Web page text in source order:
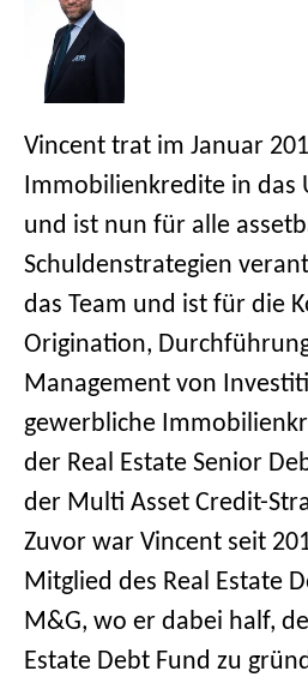
Vincent trat im Januar
Immobilienkredite in das
und ist nun für alle
Schuldenstrategien
das Team und ist für die
Origination,
Management von
gewerbliche
der Real Estate Senior
der Multi Asset Credit-
Zuvor war Vincent seit
Mitglied des Real Estate
M&G, wo er dabei half,
Estate Debt Fund zu